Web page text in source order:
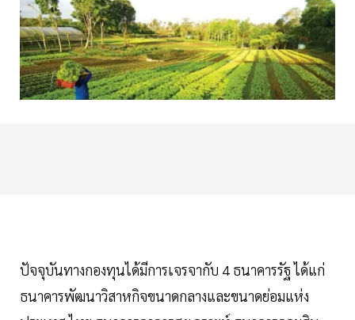
ปัจจุบันทางกองทุนได้มีการเจรจากับ 4 ธนาคารรัฐ ได้แก่
ธนาคารพัฒนาวิสาหกิจขนาดกลางและขนาดย่อมแห่ง